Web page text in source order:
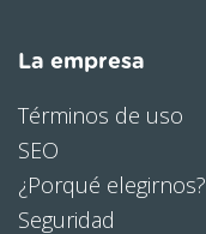
La empresa
Términos de uso
SEO
¿Porqué elegirnos?
Seguridad